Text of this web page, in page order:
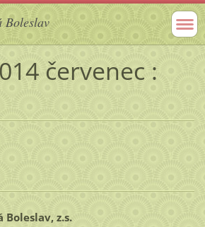
Boleslav
červenec :
Boleslav, z.s.